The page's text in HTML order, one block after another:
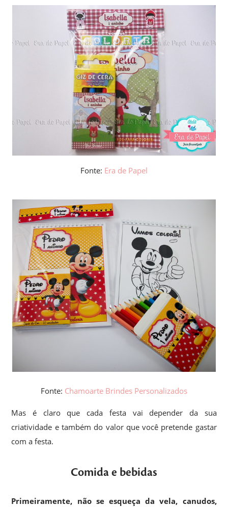
Fonte: Era de Papel
Fonte: Chamoarte Brindes Personalizados
Mas é claro que cada festa vai depender da sua
criatividade e também do valor que você pretende gastar
com a festa.
Comida e bebidas
Primeiramente, não se esqueça da vela, canudos,